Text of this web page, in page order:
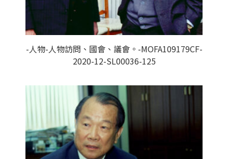
-人物-人物訪問、國會、議會。-MOFA109179CF-
2020-12-SL00036-125